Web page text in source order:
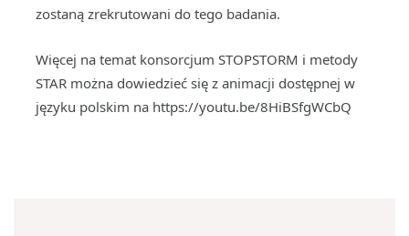
zostaną zrekrutowani do tego badania.
Więcej na temat konsorcjum STOPSTORM i metody
STAR można dowiedzieć się z animacji dostępnej w
języku polskim na https://youtu.be/8HiBSfgWCbQ